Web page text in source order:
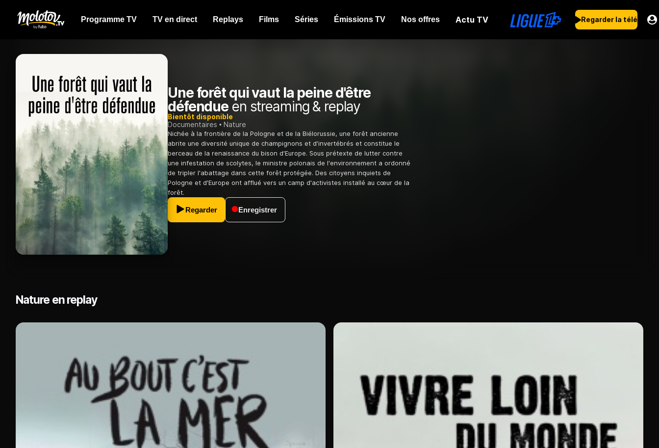
Programme TV TV en direct Replays Films Séries Émissions TV Nos offres Actu TV Regarder la télé
Une forêt qui vaut la peine d'être
défendue en streaming & replay
Bientôt disponible
Documentaires
Nature
Nichée à la frontière de la Pologne et de la Biélorussie, une forêt ancienne
abrite une diversité unique de champignons et d'invertébrés et constitue le
berceau de la renaissance du bison d'Europe. Sous prétexte de lutter contre
une infestation de scolytes, le ministre polonais de l'environnement a ordonné
de tripler l'abattage dans cette forêt protégée. Des citoyens inquiets de
Pologne et d'Europe ont afflué vers un camp d'activistes installé au cœur de la
forêt.
Regarder Enregistrer
Nature en replay